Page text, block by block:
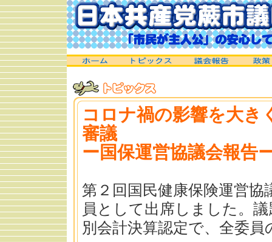
コロナ禍の影響を大
審議
ー国保運営協議会報
第２回国民健康保険運営
員として出席しました。
別会計決算認定で、全委